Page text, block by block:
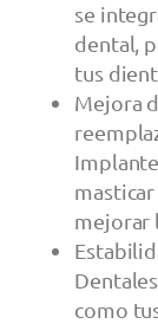
se
dental,
tus
Mejora
mejorar
como